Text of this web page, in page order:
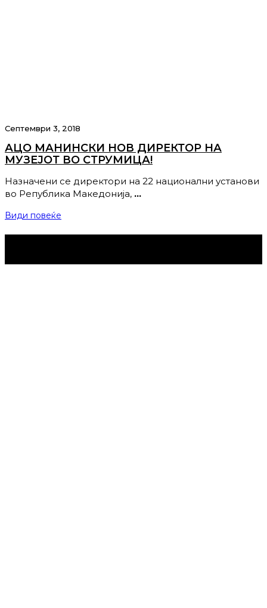
Септември 3, 2018
АЦО МАНИНСКИ НОВ ДИРЕКТОР НА
МУЗЕЈОТ ВО СТРУМИЦА!
Назначени се директори на 22 национални установи
во Република Македонија, …
Види повеќе